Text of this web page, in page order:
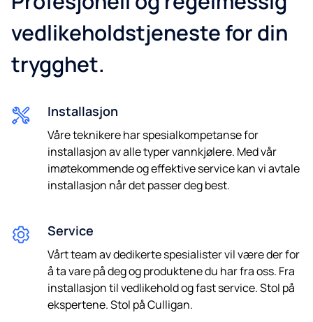
Telefon
Jeg samtykker til å bli kontaktet om fremtidige tilbud.
*Obligatoriske felter. Ved å sende oss dine opplysninger godtar du
personvernerklæring.Vi garanterer 100% personvern. Din
informasjon vil ikke bli delt.
vedlikeholdstjeneste for din
trygghet.
Installasjon
Våre teknikere har spesialkompetanse for
installasjon av alle typer vannkjølere. Med vår
imøtekommende og effektive service kan vi avtale
installasjon når det passer deg best.
Service
Vårt team av dedikerte spesialister vil være der for
å ta vare på deg og produktene du har fra oss. Fra
installasjon til vedlikehold og fast service. Stol på
ekspertene. Stol på Culligan.